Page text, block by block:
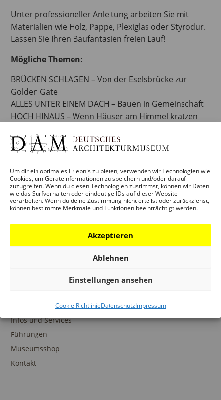
Um dir ein optimales Erlebnis zu bieten, verwenden wir Technologien wie
Cookies, um Geräteinformationen zu speichern und/oder darauf
zuzugreifen. Wenn du diesen Technologien zustimmst, können wir Daten
wie das Surfverhalten oder eindeutige IDs auf dieser Website
verarbeiten. Wenn du deine Zustimmung nicht erteilst oder zurückziehst,
können bestimmte Merkmale und Funktionen beeinträchtigt werden.
Akzeptieren
Ablehnen
Einstellungen ansehen
Cookie-RichtlinieDatenschutzImpressum
Unter professioneller Anleitung arbeiten Sie mit
Materialien wie Holz, Pappe, Plexiglas oder Styrodur.
Lassen Sie Ihren Baufantasien freien Lauf!
Mögliche Themen:
BRÜCKEN SCHLAGEN – Von der Eselsbrücke zur
Golden Gate
ALLES UNTER EINEM DACH – Bauen in Gemeinschaft
HOCH HINAUS – Wenn Häuser am Himmel kratzen
Gerne stimmen wir die Veranstaltung auf Ihre
Wünsche und Vorstellungen ab. Sprechen Sie uns an!
Kontakt
Christina Budde, Kuratorin Architekturvermittlung
Tel: 069-212-31076
christina.budde@stadt-frankfurt.de
Infos und Services
Führungen
Museumsshop
Kontakt